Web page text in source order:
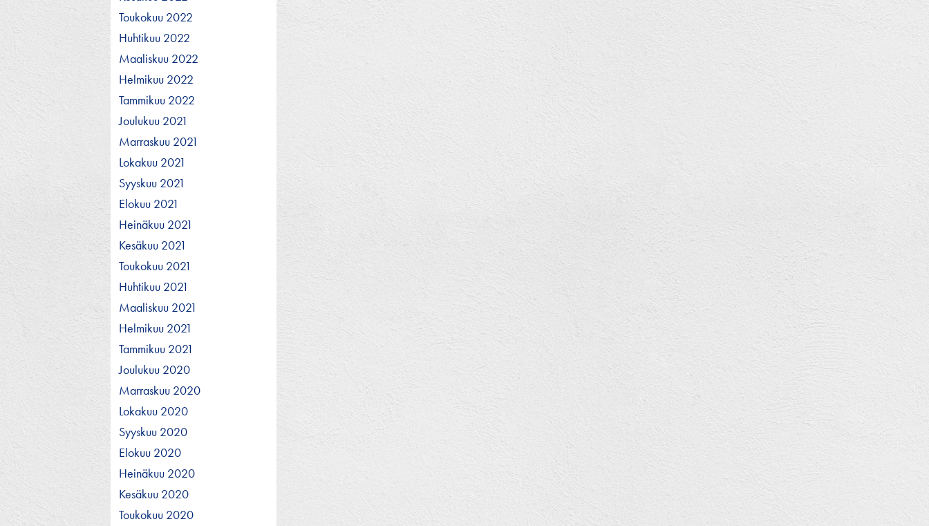
Toukokuu 2022
Huhtikuu 2022
Maaliskuu 2022
Helmikuu 2022
Tammikuu 2022
Joulukuu 2021
Marraskuu 2021
Lokakuu 2021
Syyskuu 2021
Elokuu 2021
Heinäkuu 2021
Kesäkuu 2021
Toukokuu 2021
Huhtikuu 2021
Maaliskuu 2021
Helmikuu 2021
Tammikuu 2021
Joulukuu 2020
Marraskuu 2020
Lokakuu 2020
Syyskuu 2020
Elokuu 2020
Heinäkuu 2020
Kesäkuu 2020
Toukokuu 2020